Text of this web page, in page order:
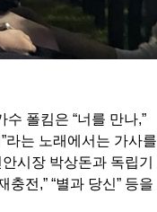
폴킴은 “너를 만나,”
라는 노래에서는 가사를
시장 박상돈과 독립기
전,” “별과 당신” 등을